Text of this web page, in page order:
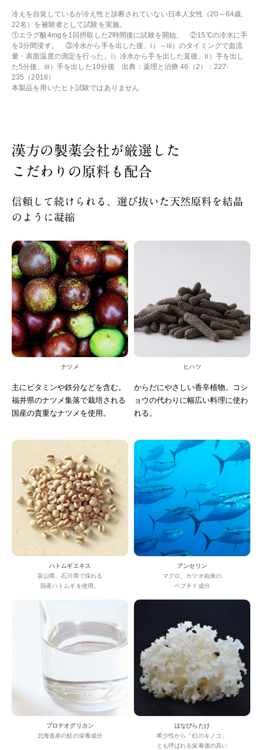
冷えを自覚しているが冷え性と診断されていない日本人女性（20～64歳、
22名）を被験者として試験を実施。
①エラグ酸4mgを1回摂取した2時間後に試験を開始。 ②15℃の冷水に手
を3分間浸す。 ③冷水から手を出した後、i）～iii）のタイミングで血流
量・表面温度の測定を行った。i）冷水から手を出した直後、ii）手を出し
た5分後、iii）手を出した10分後 出典：薬理と治療 46（2）：227-
235（2018）
本製品を用いたヒト試験ではありません
漢方の製薬会社が厳選した
こだわりの原料も配合
信頼して続けられる、選び抜いた天然原料を結晶
のように凝縮
ナツメ
主にビタミンや鉄分などを含む。
福井県のナツメ集落で栽培される
国産の貴重なナツメを使用。
ヒハツ
からだにやさしい香辛植物。コシ
ョウの代わりに幅広い料理に使わ
れる。
ハトムギエキス
富山県、石川県で採れる
国産ハトムギを使用。
アンセリン
マグロ、カツオ由来の
ペプチド成分
プロテオグリカン
北海道産の鮭の栄養成分
はなびらたけ
希少性から「幻のキノコ」
とも呼ばれる栄養価の高い